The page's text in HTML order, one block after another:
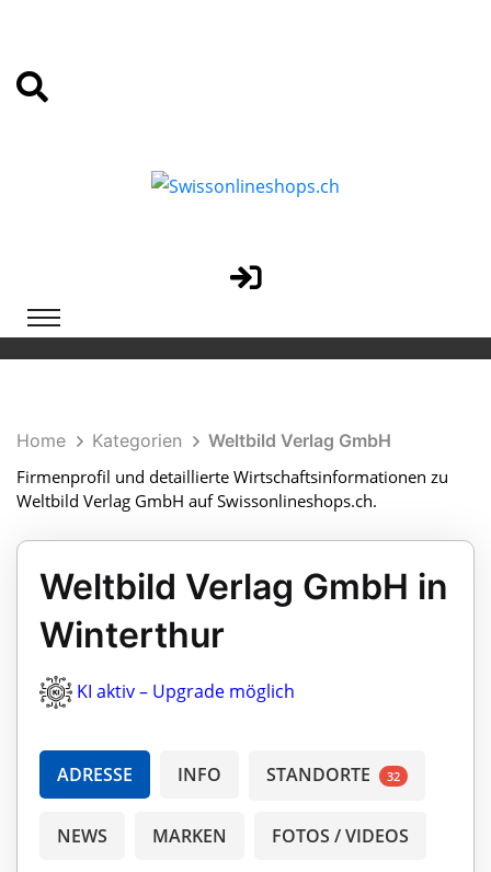
Home Kategorien
Weltbild Verlag GmbH
Firmenprofil und detaillierte Wirtschaftsinformationen zu
Weltbild Verlag GmbH auf Swissonlineshops.ch.
Weltbild Verlag GmbH in
Winterthur
KI aktiv – Upgrade möglich
ADRESSE INFO STANDORTE 32
NEWS MARKEN FOTOS / VIDEOS